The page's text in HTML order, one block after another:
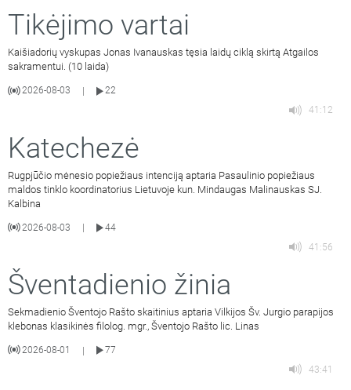
Tikėjimo vartai
Kaišiadorių vyskupas Jonas Ivanauskas tęsia laidų ciklą skirtą Atgailos
sakramentui. (10 laida)
2026-08-03
22
41:12
Katechezė
Rugpjūčio mėnesio popiežiaus intenciją aptaria Pasaulinio popiežiaus
maldos tinklo koordinatorius Lietuvoje kun. Mindaugas Malinauskas SJ.
Kalbina
2026-08-03
44
41:56
Šventadienio žinia
Sekmadienio Šventojo Rašto skaitinius aptaria Vilkijos Šv. Jurgio parapijos
klebonas klasikinės filolog. mgr., Šventojo Rašto lic. Linas
2026-08-01 |
77
43:41